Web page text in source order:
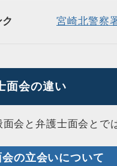
ク 宮崎北警察
面会の違い
面会と弁護士面会とで
会の立会いについて